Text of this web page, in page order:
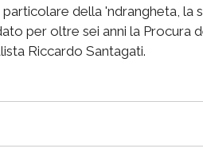
della 'ndrangheta, la
per oltre sei anni la Procura
Riccardo Santagati.